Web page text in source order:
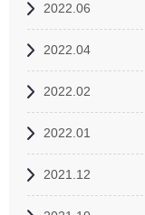
2022.06
2022.04
2022.02
2022.01
2021.12